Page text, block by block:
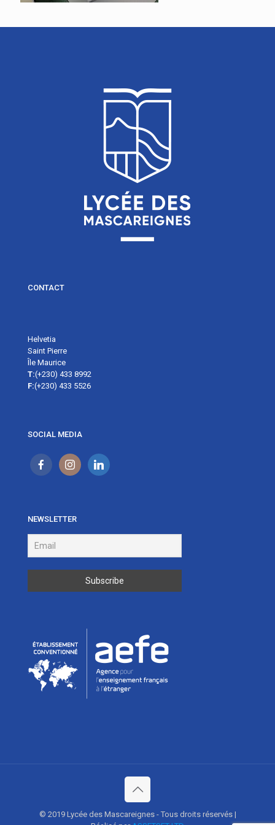
CONTACT
Helvetia
Saint Pierre
Île Maurice
T:(+230) 433 8992
F:(+230) 433 5526
SOCIAL MEDIA
NEWSLETTER
© 2019 Lycée des Mascareignes - Tous droits réservés |